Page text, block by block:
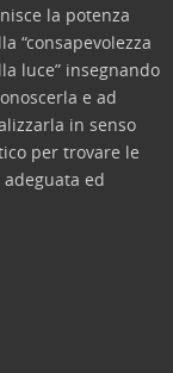
la potenza
“consapevolezza
luce” insegnando
e ad
in senso
per trovare le
ed